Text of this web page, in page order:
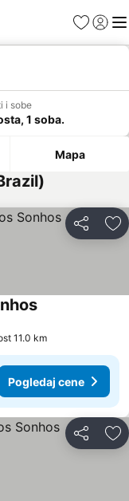
FavoritiPrijavi
i sobe
1 soba.
Mapa
Deli
Pogledaj cene
11.0 km
Pogledaj cene
Deli